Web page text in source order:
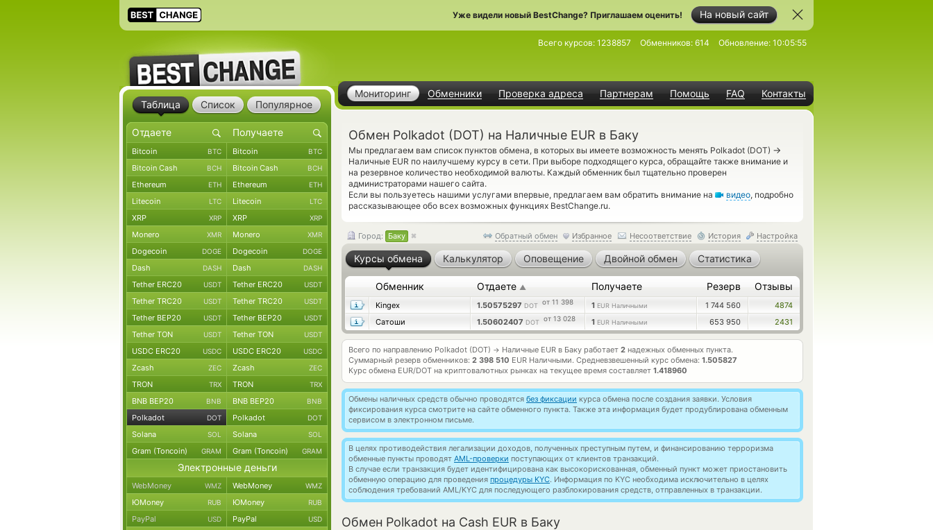
На новый сайт
Уже видели новый BestChange? Приглашаем оценить!
Мониторинг Обменники Проверка адреса Партнерам Помощь FAQ Контакты
Всего курсов: 1238857 Обменников: 614 Обновление: 10:05:55
Обмен Polkadot (DOT) на Наличные EUR в Баку
Мы предлагаем вам список пунктов обмена, в которых вы имеете возможность менять Polkadot (DOT) →
Наличные EUR по наилучшему курсу в сети. При выборе подходящего курса, обращайте также внимание и
на резервное количество необходимой валюты. Каждый обменник был тщательно проверен
администраторами нашего сайта.
Если вы пользуетесь нашими услугами впервые, предлагаем вам обратить внимание на
видео, подробно
рассказывающее обо всех возможных функциях BestChange.ru.
Обратный обмен Избранное Несоответствие История Настройка
Город: Баку
Курсы обмена Калькулятор Оповещение Двойной обмен Статистика
Обменник Отдаете ▲ Получаете Резерв Отзывы
Kingex 1.50575297 DOT от 11 398 1 EUR Наличными 1 744 560
4874
Сатоши
1.50602407 DOT от 13 028 1 EUR Наличными 653 950 2431
Всего по направлению Polkadot (DOT) → Наличные EUR в Баку работает 2 надежных обменных пункта.
Суммарный резерв обменников: 2 398 510 EUR Наличными. Средневзвешенный курс обмена: 1.505827
Курс обмена EUR/DOT на криптовалютных рынках на текущее время составляет 1.418960
Обмены наличных средств обычно проводятся без фиксации курса обмена после создания заявки. Условия
фиксирования курса смотрите на сайте обменного пункта. Также эта информация будет продублирована обменным
сервисом в электронном письме.
В целях противодействия легализации доходов, полученных преступным путем, и финансированию терроризма
обменные пункты проводят AML-проверки поступающих от клиентов транзакций.
В случае если транзакция будет идентифицирована как высокорискованная, обменный пункт может приостановить
обменную операцию для проведения процедуры KYC. Информация по KYC необходима исключительно в целях
соблюдения требований AML/KYC для последующего разблокирования средств, отправленных в транзакции.
Обмен Polkadot на Cash EUR в Баку
Таблица Список Популярное
Bitcoin BTC Bitcoin BTC
Bitcoin Cash BCH Bitcoin Cash BCH
Ethereum ETH Ethereum ETH
Litecoin LTC Litecoin LTC
XRP XRP XRP XRP
Monero XMR Monero XMR
Dogecoin DOGE Dogecoin DOGE
Dash DASH Dash DASH
Tether ERC20 USDT Tether ERC20 USDT
Tether TRC20 USDT Tether TRC20 USDT
Tether BEP20 USDT Tether BEP20 USDT
Tether TON USDT Tether TON USDT
USDC ERC20 USDC USDC ERC20 USDC
Zcash ZEC Zcash ZEC
TRON TRX TRON TRX
BNB BEP20 BNB BNB BEP20 BNB
Polkadot DOT Polkadot DOT
Solana SOL Solana SOL
Gram (Toncoin) GRAM Gram (Toncoin) GRAM
Электронные деньги
WebMoney WMZ WebMoney WMZ
ЮMoney RUB ЮMoney RUB
PayPal USD PayPal USD